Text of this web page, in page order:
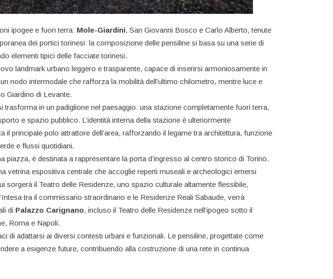
ipogee e fuori terra: Mole-Giardini, San Giovanni Bosco e Carlo Alberto, tenute
dei portici torinesi: la composizione delle pensiline si basa su una serie di
elementi tipici delle facciate torinesi.
landmark urbano leggero e trasparente, capace di inserirsi armoniosamente in
nodo intermodale che rafforza la mobilità dell’ultimo chilometro, mentre luce e
Giardino di Levante.
trasforma in un padiglione nel paesaggio: una stazione completamente fuori terra,
e spazio pubblico. L’identità interna della stazione è ulteriormente
principale polo attrattore dell’area, rafforzando il legame tra architettura, funzione
e flussi quotidiani.
piazza, è destinata a rappresentare la porta d’ingresso al centro storico di Torino.
vetrina espositiva centrale che accoglie reperti museali e archeologici emersi
sorgerà il Teatro delle Residenze, uno spazio culturale altamente flessibile,
tra il commissario straordinario e le Residenze Reali Sabaude, verrà
di Palazzo Carignano, incluso il Teatro delle Residenze nell’ipogeo sotto il
Roma e Napoli.
di adattarsi ai diversi contesti urbani e funzionali. Le pensiline, progettate come
a esigenze future, contribuendo alla costruzione di una rete in continua